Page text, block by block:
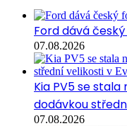
Ford dává
07.08.2026
Kia PV5 se
dodávkou
07.08.2026